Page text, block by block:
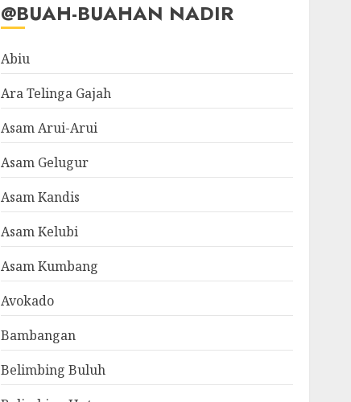
@BUAH-BUAHAN NADIR
Abiu
Ara Telinga Gajah
Asam Arui-Arui
Asam Gelugur
Asam Kandis
Asam Kelubi
Asam Kumbang
Avokado
Bambangan
Belimbing Buluh